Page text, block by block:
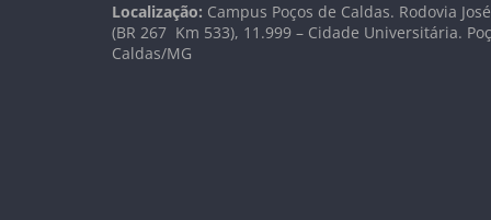
Localização: Campus Poços de Caldas. Rodovia
(BR 267 Km 533), 11.999 – Cidade Universitária.
Caldas/MG